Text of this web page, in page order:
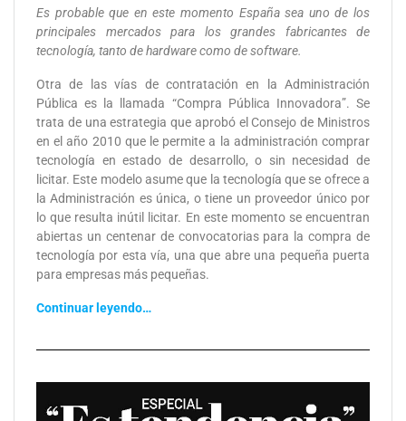
Es probable que en este momento España sea uno de los
principales mercados para los grandes fabricantes de
tecnología, tanto de hardware como de software.
Otra de las vías de contratación en la Administración
Pública es la llamada “Compra Pública Innovadora”. Se
trata de una estrategia que aprobó el Consejo de Ministros
en el año 2010 que le permite a la administración comprar
tecnología en estado de desarrollo, o sin necesidad de
licitar. Este modelo asume que la tecnología que se ofrece a
la Administración es única, o tiene un proveedor único por
lo que resulta inútil licitar. En este momento se encuentran
abiertas un centenar de convocatorias para la compra de
tecnología por esta vía, una que abre una pequeña puerta
para empresas más pequeñas.
Continuar leyendo…